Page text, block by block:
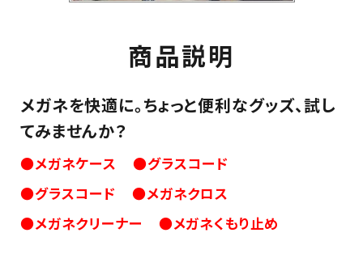
商品説明
メガネを快適に。ちょっと便利なグッズ、試し
てみませんか？
●メガネケース
●グラスコード
●グラスコード
●メガネクロス
●メガネクリーナー
●メガネくもり止め